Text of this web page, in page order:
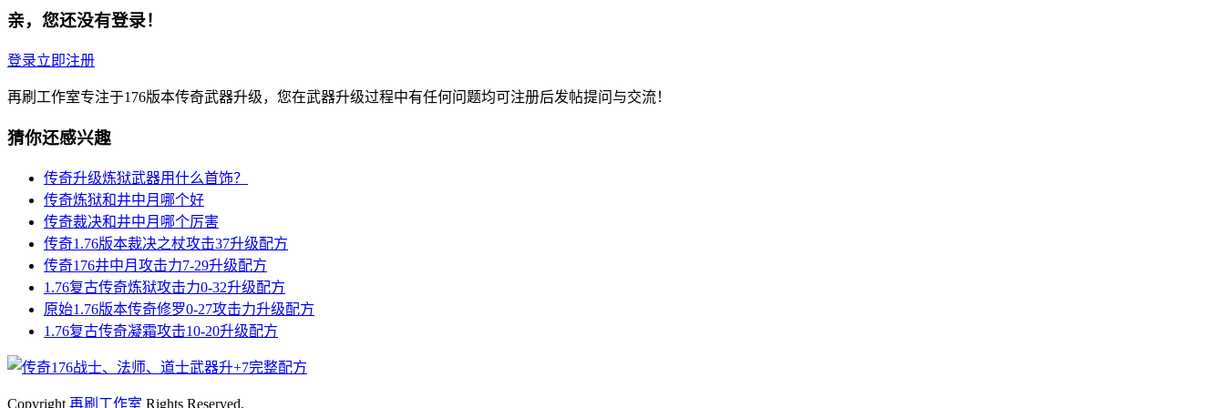
亲，您还没有登录！
登录立即注册
再刷工作室专注于176版本传奇武器升级，您在武器升级过程中有任何问题均可注册后发帖提问与交流！
猜你还感兴趣
传奇升级炼狱武器用什么首饰？
传奇炼狱和井中月哪个好
传奇裁决和井中月哪个厉害
传奇1.76版本裁决之杖攻击37升级配方
传奇176井中月攻击力7-29升级配方
1.76复古传奇炼狱攻击力0-32升级配方
原始1.76版本传奇修罗0-27攻击力升级配方
1.76复古传奇凝霜攻击10-20升级配方
Copyright 再刷工作室 Rights Reserved.